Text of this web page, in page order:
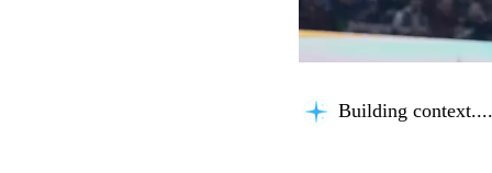
Building context...